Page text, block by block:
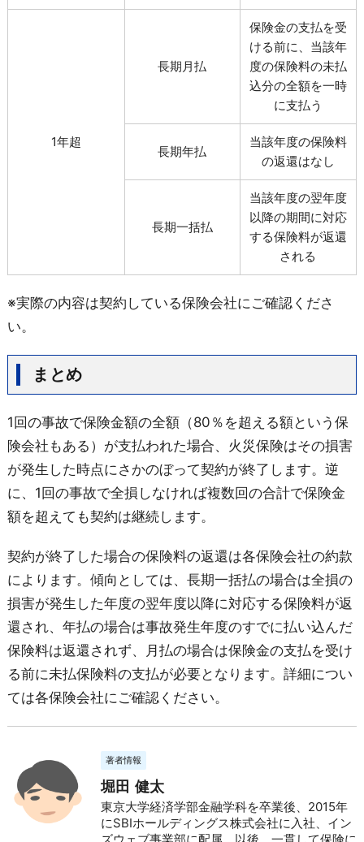
1年超
長期月払
保険金の支払を受
ける前に、当該年
度の保険料の未払
込分の全額を一時
に支払う
長期年払
当該年度の保険料
の返還はなし
長期一括払
当該年度の翌年度
以降の期間に対応
する保険料が返還
される
※実際の内容は契約している保険会社にご確認くださ
い。
まとめ
1回の事故で保険金額の全額（80％を超える額という保
険会社もある）が支払われた場合、火災保険はその損害
が発生した時点にさかのぼって契約が終了します。逆
に、1回の事故で全損しなければ複数回の合計で保険金
額を超えても契約は継続します。
契約が終了した場合の保険料の返還は各保険会社の約款
によります。傾向としては、長期一括払の場合は全損の
損害が発生した年度の翌年度以降に対応する保険料が返
還され、年払の場合は事故発生年度のすでに払い込んだ
保険料は返還されず、月払の場合は保険金の支払を受け
る前に未払保険料の支払が必要となります。詳細につい
ては各保険会社にご確認ください。
著者情報
堀田 健太
東京大学経済学部金融学科を卒業後、2015年
にSBIホールディングス株式会社に入社、イン